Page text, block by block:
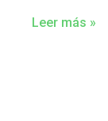
Leer más »